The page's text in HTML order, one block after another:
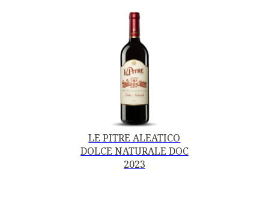
LE PITRE ALEATICO
DOLCE NATURALE DOC
2023